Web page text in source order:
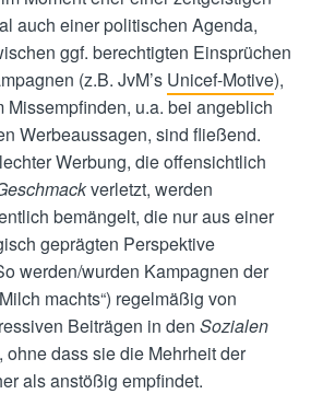
auch einer politischen Agenda,
ggf. berechtigten Einsprüchen
(z.B. JvM’s Unicef-Motive),
Missempfinden, u.a. bei angeblich
Werbeaussagen, sind fließend.
Werbung, die offensichtlich
verletzt, werden
bemängelt, die nur aus einer
geprägten Perspektive
werden/wurden Kampagnen der
machts“) regelmäßig von
Beiträgen in den Sozialen
ohne dass sie die Mehrheit der
als anstößig empfindet.